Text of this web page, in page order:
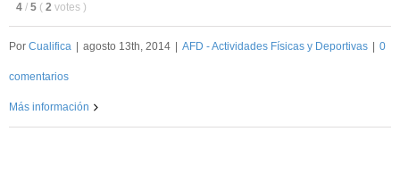
4 / 5 ( 2 votes )
Por Cualifica agosto 13th, 2014 AFD - Actividades Físicas y Deportivas 0
comentarios
Más información